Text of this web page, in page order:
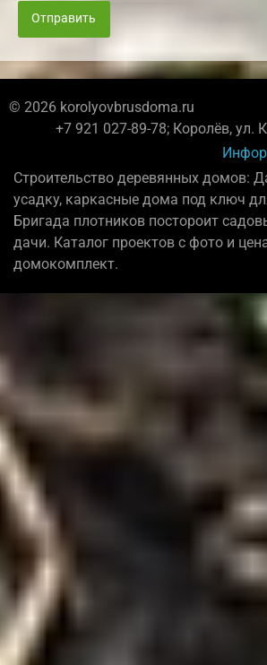
Отправить
© 2026 korolyovbrusdoma.ru
+7 921 027-89-78; Королёв, ул.
Строительство деревянных домов:
усадку, каркасные дома под ключ
Бригада плотников постороит
дачи. Каталог проектов с фото и
домокомплект.